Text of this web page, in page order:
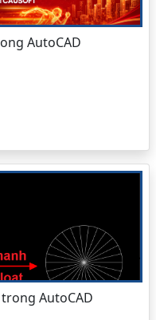
AutoCAD
AutoCAD